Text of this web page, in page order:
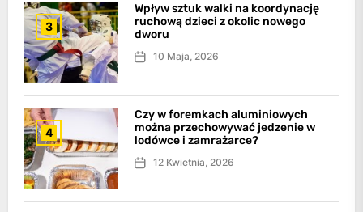
3
Wpływ sztuk walki na koordynację
ruchową dzieci z okolic nowego
dworu
10 Maja, 2026
4
Czy w foremkach aluminiowych
można przechowywać jedzenie w
lodówce i zamrażarce?
12 Kwietnia, 2026